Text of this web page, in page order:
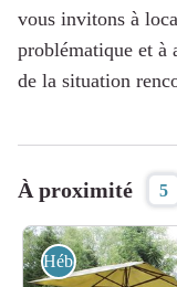
vous invitons à
problématique et à
de la situation
À proximité 5
Hébergement